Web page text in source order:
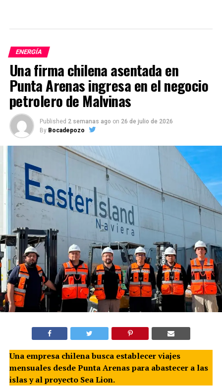
ENERGÍA
Una firma chilena asentada en
Punta Arenas ingresa en el negocio
petrolero de Malvinas
Published 2 semanas ago on 26 de julio de 2026
By Bocadepozo
Una empresa chilena busca establecer viajes
mensuales desde Punta Arenas para abastecer a las
islas y al proyecto Sea Lion.